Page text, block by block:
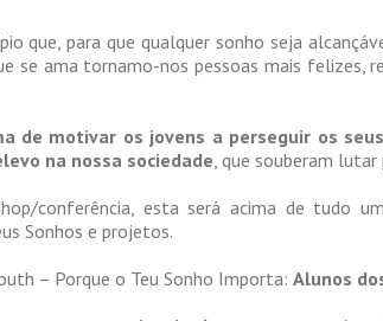
que, para que qualquer sonho seja
se ama tornamo-nos pessoas mais felizes,
de motivar os jovens a perseguir os
na nossa sociedade , que souberam
conferência, esta será acima de tudo
Sonhos e projetos.
– Porque o Teu Sonho Importa: Alunos